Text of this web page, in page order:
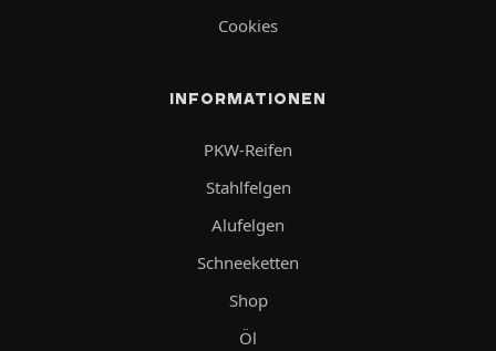
Cookies
INFORMATIONEN
PKW-Reifen
Stahlfelgen
Alufelgen
Schneeketten
Shop
Öl